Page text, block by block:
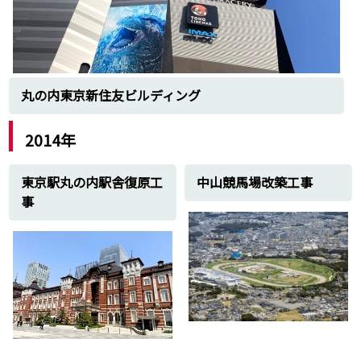
丸の内東京新住友ビルディング
2014年
東京駅丸の内駅舎復原工
事
中山競馬場改築工事